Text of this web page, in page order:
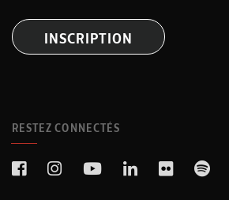
INSCRIPTION
RESTEZ CONNECTÉS